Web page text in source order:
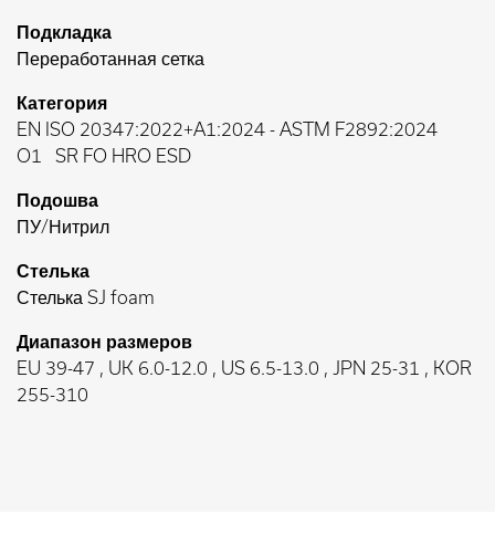
Подкладка
Переработанная сетка
Категория
EN ISO 20347:2022+A1:2024 - ASTM F2892:2024
O1
SR FO HRO ESD
Подошва
ПУ/Нитрил
Стелька
Стелька SJ foam
Диапазон размеров
EU 39-47 , UK 6.0-12.0 , US 6.5-13.0 , JPN 25-31 , KOR
255-310